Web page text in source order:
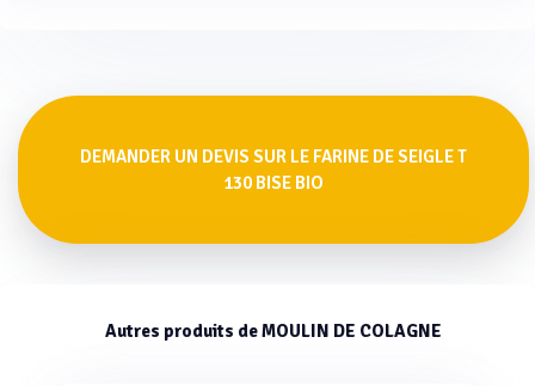
DEMANDER UN DEVIS SUR LE FARINE DE SEIGLE T
130 BISE BIO
Autres produits de MOULIN DE COLAGNE